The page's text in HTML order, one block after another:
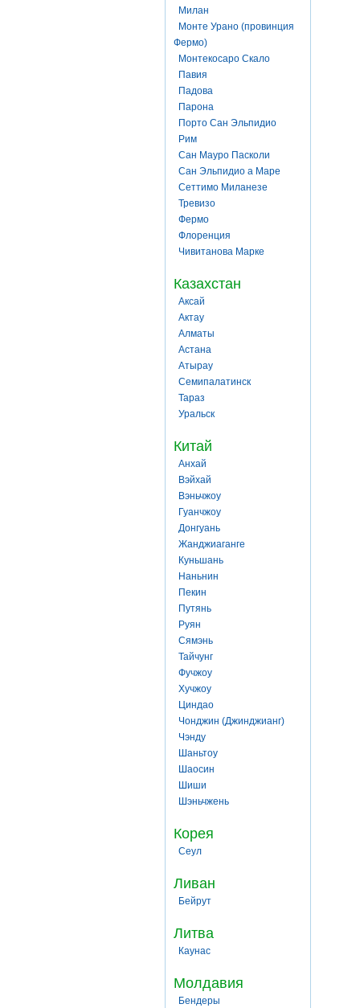
Милан
Монте Урано (провинция
Фермо)
Монтекосаро Скало
Павия
Падова
Парона
Порто Сан Эльпидио
Рим
Сан Мауро Пасколи
Сан Эльпидио а Маре
Сеттимо Миланезе
Тревизо
Фермо
Флоренция
Чивитанова Марке
Казахстан
Аксай
Актау
Алматы
Астана
Атырау
Семипалатинск
Тараз
Уральск
Китай
Анхай
Вэйхай
Вэньчжоу
Гуанчжоу
Донгуань
Жанджиаганге
Куньшань
Наньнин
Пекин
Путянь
Руян
Сямэнь
Тайчунг
Фучжоу
Хучжоу
Циндао
Чонджин (Джинджианг)
Чэнду
Шаньтоу
Шаосин
Шиши
Шэньчжень
Корея
Сеул
Ливан
Бейрут
Литва
Каунас
Молдавия
Бендеры